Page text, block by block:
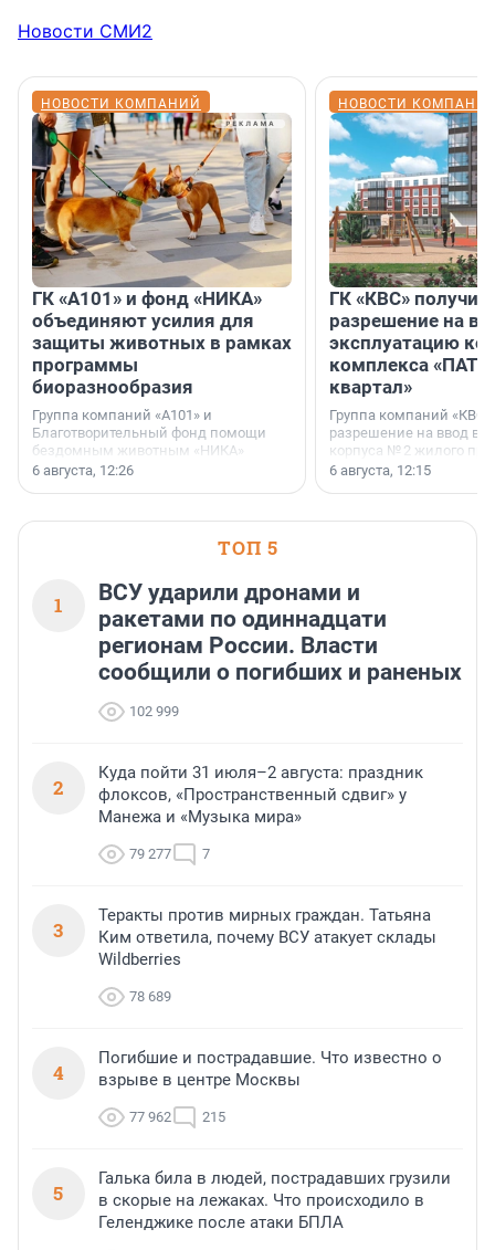
Новости СМИ2
НОВОСТИ КОМПАНИЙ
ГК «А101» и фонд «НИКА»
объединяют усилия для
защиты животных в рамках
программы
биоразнообразия
Группа компаний «А101» и
Благотворительный фонд помощи
бездомным животным «НИКА»
заключили соглашение о
6 августа, 12:26
НОВОСТИ
ГК «КВС»
разрешение на
эксплуатацию
комплекса
квартал»
Группа компаний
разрешение на ввод в
корпуса № 2 жилого
Уютный квартал»,
6 августа, 12:15
ТОП 5
1
ВСУ ударили дронами и
ракетами по одиннадцати
регионам России. Власти
сообщили о погибших и раненых
102 999
2
Куда пойти 31 июля–2 августа: праздник
флоксов, «Пространственный сдвиг» у
Манежа и «Музыка мира»
79 277 7
3
Теракты против мирных граждан. Татьяна
Ким ответила, почему ВСУ атакует склады
Wildberries
78 689
4
Погибшие и пострадавшие. Что известно о
взрыве в центре Москвы
77 962 215
5
Галька била в людей, пострадавших грузили
в скорые на лежаках. Что происходило в
Геленджике после атаки БПЛА